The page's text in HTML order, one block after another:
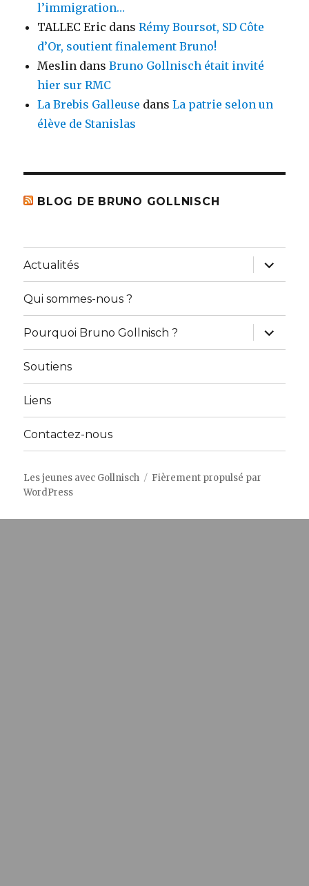
l’immigration…
TALLEC Eric dansRémy Boursot, SD Côte
d’Or, soutient finalement Bruno!
Meslin dansBruno Gollnisch était invité
hier sur RMC
La Brebis Galleuse dansLa patrie selon un
élève de Stanislas
BLOG DE BRUNO GOLLNISCH
Actualités
ouvrir
le
sous-
Qui sommes-nous ?
Pourquoi Bruno Gollnisch ?
ouvrir
le
sous-
Soutiens
Liens
Contactez-nous
Les jeunes avec Gollnisch
Fièrement propulsé par
WordPress